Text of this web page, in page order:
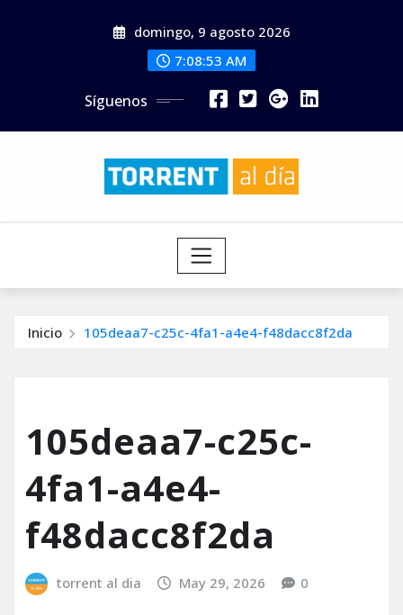
domingo, 9 agosto 2026
7:08:54 AM
Síguenos
Inicio 105deaa7-c25c-4fa1-a4e4-f48dacc8f2da
105deaa7-c25c-
4fa1-a4e4-
f48dacc8f2da
torrent al dia May 29, 2026 0